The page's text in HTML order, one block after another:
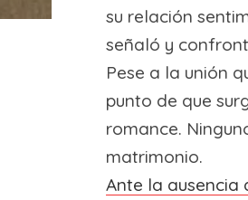
su relación
señaló y
Pese a la unión
punto de que
romance.
matrimonio.
Ante la ausencia